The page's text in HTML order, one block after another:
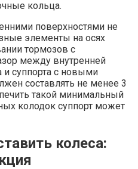
кольца.
поверхностями не
элементы на осях
тормозов с
между внутренней
и суппорта с новыми
составлять не менее 3
такой минимальный
колодок суппорт может
колеса: